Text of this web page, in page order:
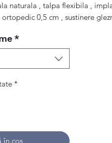
naturala , talpa flexibila ,
ortopedic 0,5 cm , sustinere
*
*
în coș